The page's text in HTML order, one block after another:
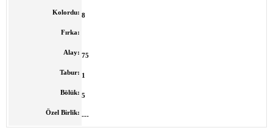
Kolordu: 8
Fırka:
Alay: 75
Tabur: 1
Bölük: 5
Özel Birlik: ---